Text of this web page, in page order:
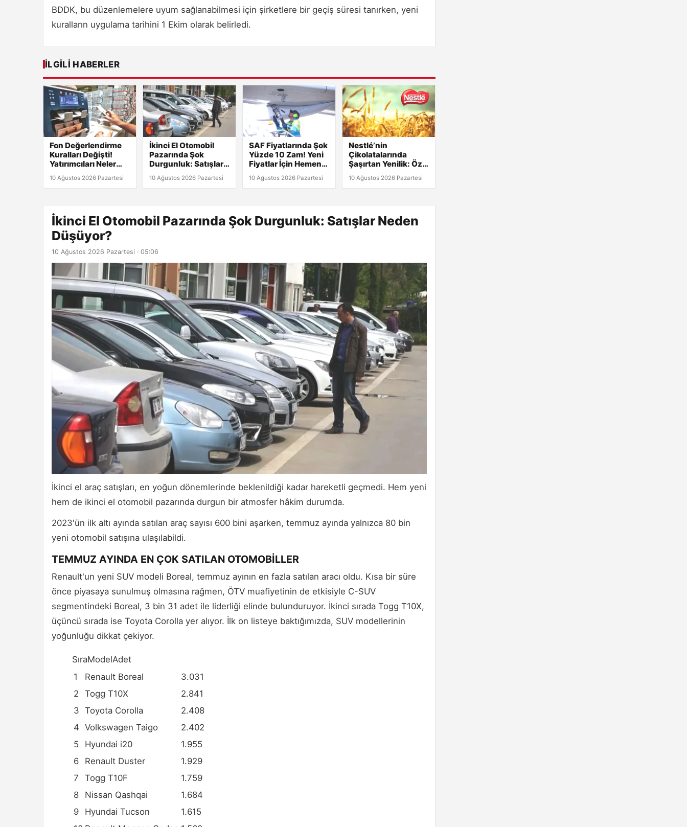
BDDK, bu düzenlemelere uyum sağlanabilmesi için şirketlere bir geçiş süresi tanırken, yeni
kuralların uygulama tarihini 1 Ekim olarak belirledi.
İLGILI HABERLER
Fon Değerlendirme
Kuralları Değişti!
Yatırımcıları Neler
Bekliyor?
10 Ağustos 2026 Pazartesi
İkinci El Otomobil
Pazarında Şok
Durgunluk: Satışlar
Neden Düşüyor?
10 Ağustos 2026 Pazartesi
SAF Fiyatlarında Şok
Yüzde 10 Zam! Yeni
Fiyatlar İçin Hemen
Tıkla!
10 Ağustos 2026 Pazartesi
Nestlé’nin
Çikolatalarında
Şaşırtan Yenilik: Özel
Buğday!
10 Ağustos 2026 Pazartesi
İkinci El Otomobil Pazarında Şok Durgunluk: Satışlar Neden
Düşüyor?
10 Ağustos 2026 Pazartesi · 05:06
İkinci el araç satışları, en yoğun dönemlerinde beklenildiği kadar hareketli geçmedi. Hem yeni
hem de ikinci el otomobil pazarında durgun bir atmosfer hâkim durumda.
2023'ün ilk altı ayında satılan araç sayısı 600 bini aşarken, temmuz ayında yalnızca 80 bin
yeni otomobil satışına ulaşılabildi.
TEMMUZ AYINDA EN ÇOK SATILAN OTOMOBİLLER
Renault'un yeni SUV modeli Boreal, temmuz ayının en fazla satılan aracı oldu. Kısa bir süre
önce piyasaya sunulmuş olmasına rağmen, ÖTV muafiyetinin de etkisiyle C-SUV
segmentindeki Boreal, 3 bin 31 adet ile liderliği elinde bulunduruyor. İkinci sırada Togg T10X,
üçüncü sırada ise Toyota Corolla yer alıyor. İlk on listeye baktığımızda, SUV modellerinin
yoğunluğu dikkat çekiyor.
SıraModelAdet
1
Renault Boreal
3.031
2
Togg T10X
2.841
3 Toyota Corolla
2.408
4 Volkswagen Taigo
2.402
5
Hyundai i20
1.955
6
Renault Duster
1.929
7
Togg T10F
1.759
8
Nissan Qashqai
1.684
9
Hyundai Tucson
1.615